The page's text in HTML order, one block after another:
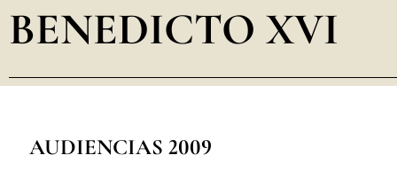
POLSKI
العربيّة
BENEDICTO XVI
AUDIENCIAS 2009